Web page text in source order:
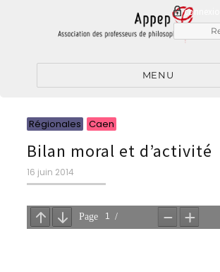
connexion
Recherche
pour
MENU
Régionales Caen
Bilan moral et d’activité
Publié
le
16 juin 2014